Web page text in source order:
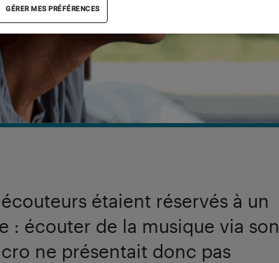
étaient réservés à un
: écouter de la musique via son
ne présentait donc pas
GÉRER MES PRÉFÉRENCES